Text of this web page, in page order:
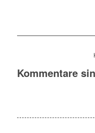
Kommentare